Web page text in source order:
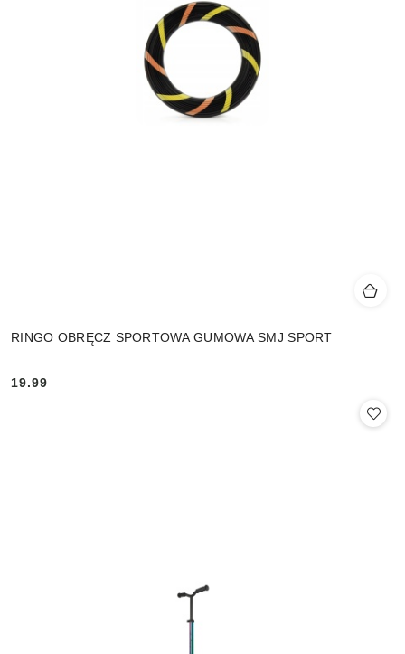
RINGO OBRĘCZ SPORTOWA GUMOWA SMJ SPORT
Cena:
19.99